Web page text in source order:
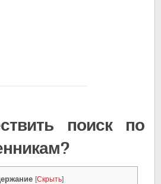
поиск по
[Скрыть]